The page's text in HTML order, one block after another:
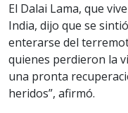
El Dalai Lama, que
India, dijo que se
enterarse del
quienes perdieron la
una pronta
heridos”, afirmó.